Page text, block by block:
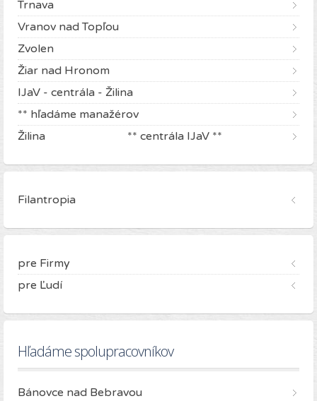
Trnava
Vranov nad Topľou
Zvolen
Žiar nad Hronom
IJaV - centrála - Žilina
** hľadáme manažérov
Žilina ** centrála IJaV **
Filantropia
pre Firmy
pre Ľudí
Hľadáme spolupracovníkov
Bánovce nad Bebravou